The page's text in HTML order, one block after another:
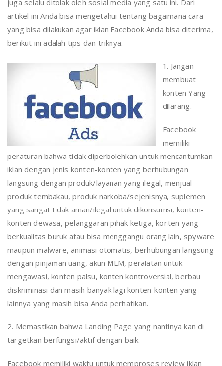
juga selalu ditolak oleh sosial media yang satu ini. Dari
artikel ini Anda bisa mengetahui tentang bagaimana cara
yang bisa dilakukan agar iklan Facebook Anda bisa diterima,
berikut ini adalah tips dan triknya.
1. Jangan
membuat
konten Yang
dilarang.
Facebook
memiliki
peraturan bahwa tidak diperbolehkan untuk mencantumkan
iklan dengan jenis konten-konten yang berhubungan
langsung dengan produk/layanan yang ilegal, menjual
produk tembakau, produk narkoba/sejenisnya, suplemen
yang sangat tidak aman/ilegal untuk dikonsumsi, konten-
konten dewasa, pelanggaran pihak ketiga, konten yang
berkualitas buruk atau bisa menggangu orang lain, spyware
maupun malware, animasi otomatis, berhubungan langsung
dengan pinjaman uang, akun MLM, peralatan untuk
mengawasi, konten palsu, konten kontroversial, berbau
diskriminasi dan masih banyak lagi konten-konten yang
lainnya yang masih bisa Anda perhatikan.
2. Memastikan bahwa Landing Page yang nantinya kan di
targetkan berfungsi/aktif dengan baik.
Facebook memiliki waktu untuk memproses review iklan